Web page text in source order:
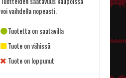
voi vaihdella nopeasti.
Tuotetta on saatavilla
Tuote on vähissä
Tuote on loppunut